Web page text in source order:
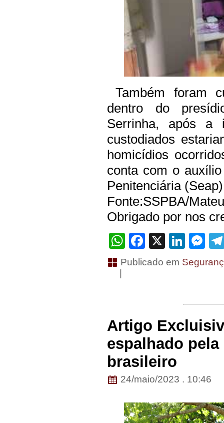
Também foram
dentro do
Serrinha, após a
custodiados
homicídios
conta com o
Penitenciária
Fonte:SSPBA/
Obrigado por nos
WhatsApp
Facebook
X
Publicado em
Artigo
espalhado
brasileiro
24/maio/2023 . 10:46